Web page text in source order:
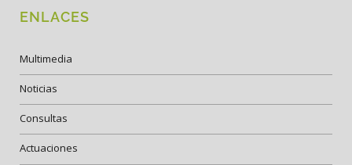
ENLACES
Multimedia
Noticias
Consultas
Actuaciones